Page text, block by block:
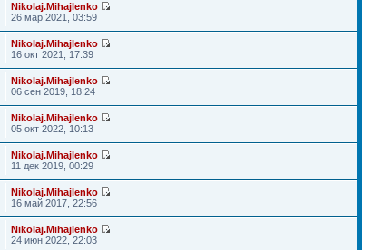
Nikolaj.Mihajlenko
26 мар 2021, 03:59
Nikolaj.Mihajlenko
16 окт 2021, 17:39
Nikolaj.Mihajlenko
06 сен 2019, 18:24
Nikolaj.Mihajlenko
05 окт 2022, 10:13
Nikolaj.Mihajlenko
11 дек 2019, 00:29
Nikolaj.Mihajlenko
16 май 2017, 22:56
Nikolaj.Mihajlenko
24 июн 2022, 22:03